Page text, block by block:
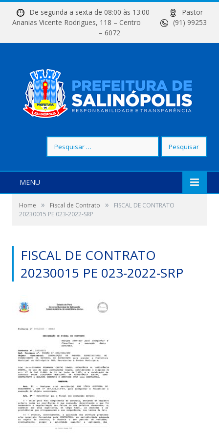
De segunda a sexta de 08:00 às 13:00
Pastor
Ananias Vicente Rodrigues, 118 – Centro
(91) 99253
– 6072
por:
MENU
Home » Fiscal de Contrato »
FISCAL DE CONTRATO
20230015 PE 023-2022-SRP
FISCAL DE CONTRATO
20230015 PE 023-2022-SRP